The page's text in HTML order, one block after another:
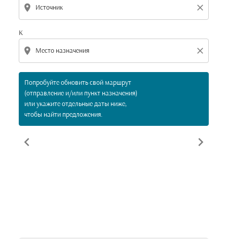
location_on close
К
location_on close
Попробуйте обновить свой маршрут
(отправление и/или пункт назначения)
или укажите отдельные даты ниже,
чтобы найти предложения.
chevron_left chevron_right